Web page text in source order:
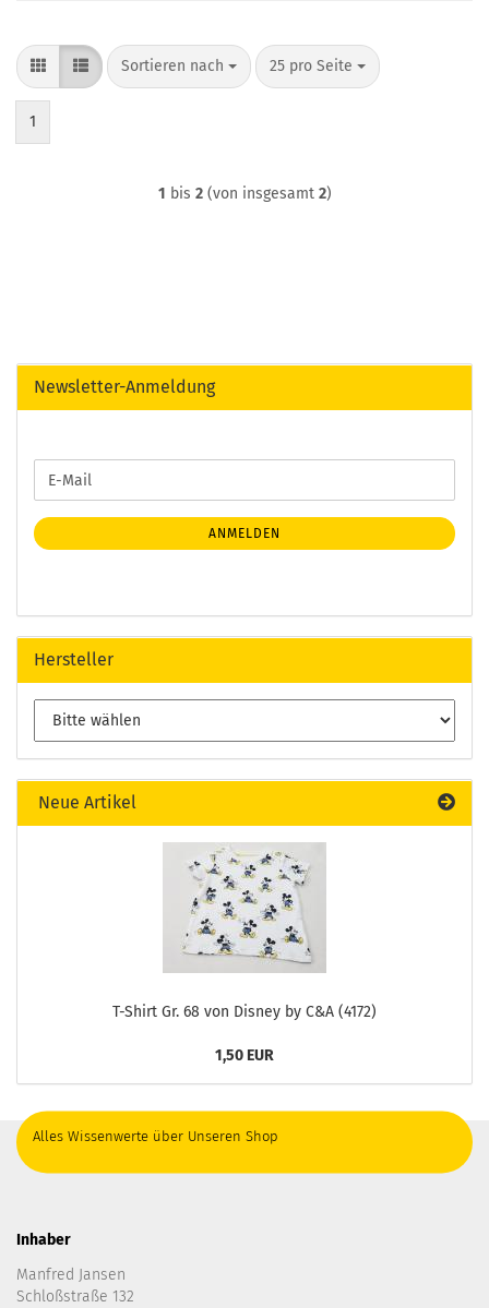
Sortieren nach
Sortieren nach 25 pro Seite
pro Seite
1
1 bis 2(von insgesamt 2)
Newsletter-Anmeldung
ZUR
ANMELDUNG
E-
Mail
ANMELDEN
Hersteller
Neue Artikel
T-Shirt Gr. 68 von Disney by C&A (4172)
1,50 EUR
Alles Wissenwerte über Unseren Shop
Inhaber
Manfred Jansen
Schloßstraße 132